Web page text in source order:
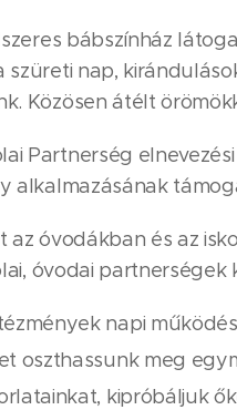
bábszínház
nap,
Közösen átélt
Partnerség
óvodákban és az
óvodai
napi
oszthassunk meg
kipróbáljuk